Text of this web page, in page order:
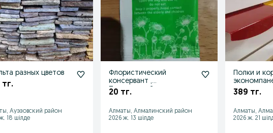
разных цветов
тг.
Ауэзовский район
18 шілде
Флористический
консервант ,
Питательный порошок
20 тг.
Алматы, Алмалинский район
2026 ж. 13 шілде
Полки и
389 тг.
Алматы,
2026 ж. 21